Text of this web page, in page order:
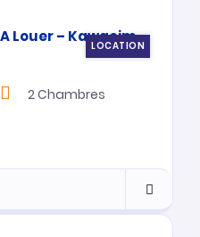
LOCATION
2Chambres